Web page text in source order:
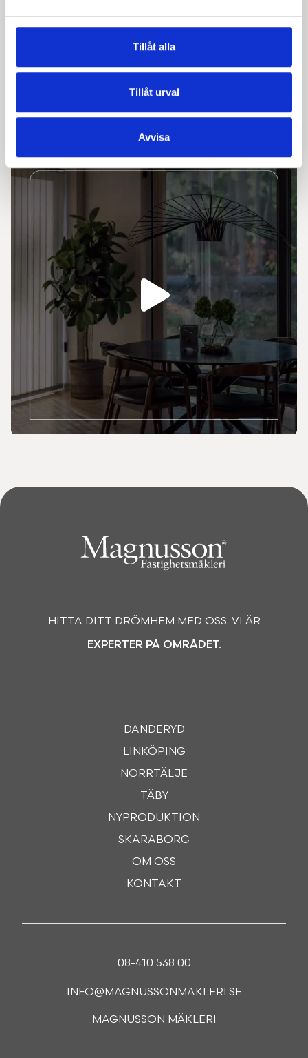
Tillåt alla
Tillåt urval
Avvisa
HITTA DITT DRÖMHEM MED OSS. VI ÄR
EXPERTER PÅ OMRÅDET.
DANDERYD
LINKÖPING
NORRTÄLJE
TÄBY
NYPRODUKTION
SKARABORG
OM OSS
KONTAKT
08-410 538 00
INFO@MAGNUSSONMAKLERI.SE
MAGNUSSON MÄKLERI